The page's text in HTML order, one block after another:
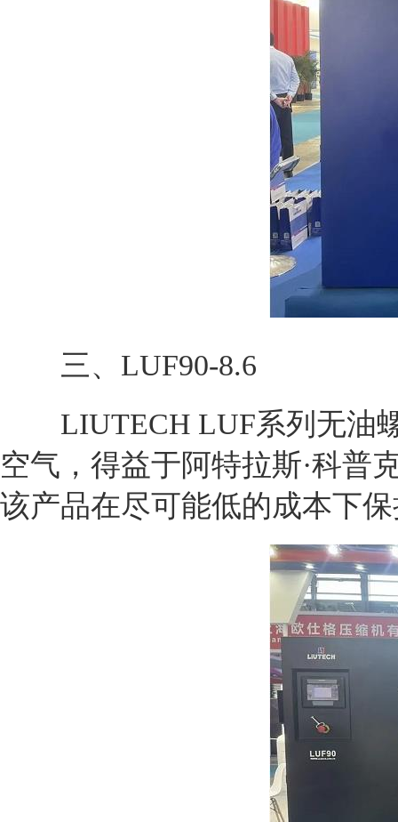
三、LUF90-8.6
LIUTECH LUF系列无油螺
空气，得益于阿特拉斯·科普
该产品在尽可能低的成本下